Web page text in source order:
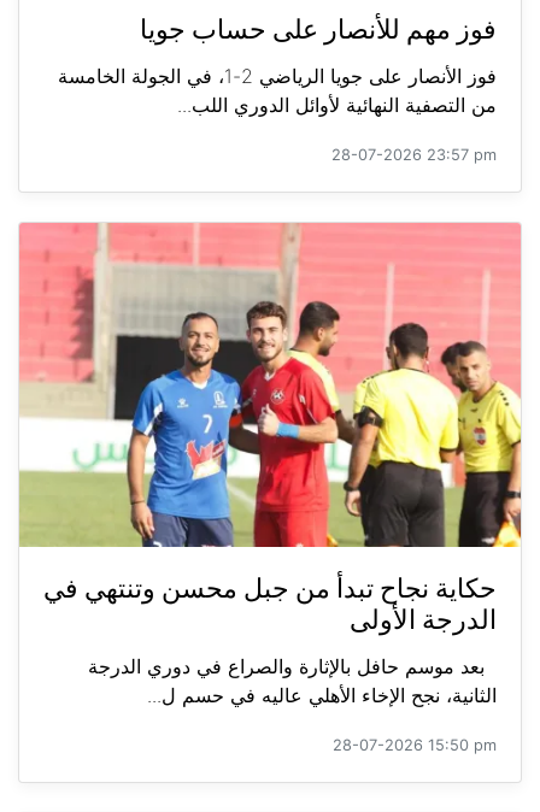
فوز مهم للأنصار على حساب جويا
فوز الأنصار على جويا الرياضي 2-1، في الجولة الخامسة
من التصفية النهائية لأوائل الدوري اللب...
28-07-2026 23:57 pm
حكاية نجاح تبدأ من جبل محسن وتنتهي في
الدرجة الأولى
بعد موسم حافل بالإثارة والصراع في دوري الدرجة
الثانية، نجح الإخاء الأهلي عاليه في حسم ل...
28-07-2026 15:50 pm